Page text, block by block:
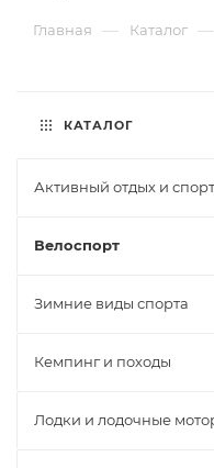
Главная — Каталог —
КАТАЛОГ
Активный отдых и спорт
Велоспорт
Зимние виды спорта
Кемпинг и походы
Лодки и лодочные